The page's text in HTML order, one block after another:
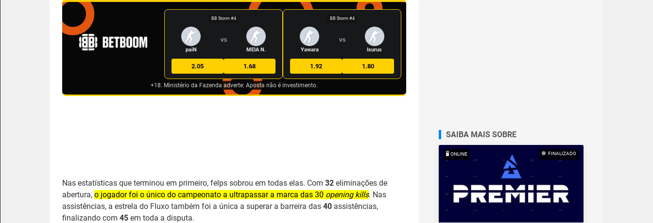
BB Storm #4
paiN
VS
MEIA N.
2.05 1.68
BB Storm #4
Yawara
VS
Isurus
1.92 1.80
+18. Ministério da Fazenda adverte: Aposta não é investimento.
Nas estatísticas que terminou em primeiro, felps sobrou em todas elas. Com 32 eliminações de
abertura, o jogador foi o único do campeonato a ultrapassar a marca das 30 opening kills. Nas
assistências, a estrela do Fluxo também foi a única a superar a barreira das 40 assistências,
finalizando com 45 em toda a disputa.
SAIBA MAIS SOBRE
FINALIZADO
🖥️ ONLINE